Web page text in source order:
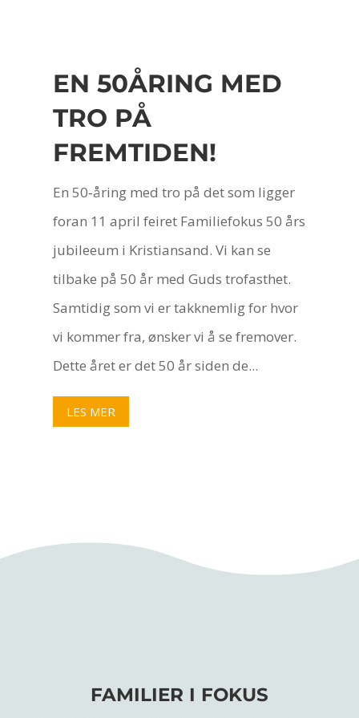
EN 50ÅRING MED
TRO PÅ
FREMTIDEN!
En 50‑åring med tro på det som ligger
foran 11 april feiret Familiefokus 50 års
jubileeum i Kristiansand. Vi kan se
tilbake på 50 år med Guds trofasthet.
Samtidig som vi er takknemlig for hvor
vi kommer fra, ønsker vi å se fremover.
Dette året er det 50 år siden de...
LES MER
FAMILIER I FOKUS